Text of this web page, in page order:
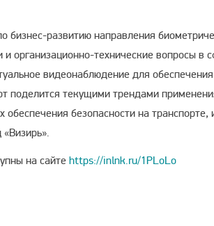
бизнес-развитию направления
организационно-технические вопросы в
видеонаблюдение для
поделится текущими трендами
безопасности на
на сайте https://inlnk.ru/1PLoLo